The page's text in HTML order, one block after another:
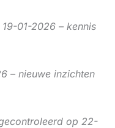
01-2026 – kennis
– nieuwe inzichten
op 22-